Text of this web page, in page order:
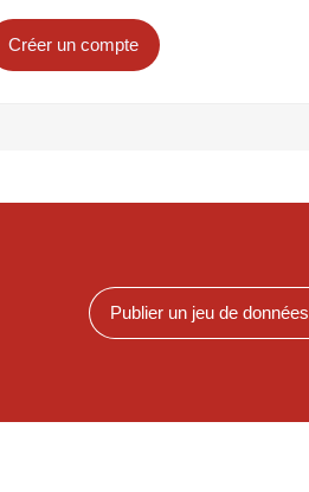
Créer un compte
Publier un jeu de données